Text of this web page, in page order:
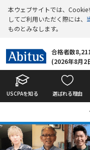
本ウェブサイトでは、
してご利用いただく際には、
ものとみなします。
合格者数
(2026年8月2
USCPAを知る 選ばれる理由